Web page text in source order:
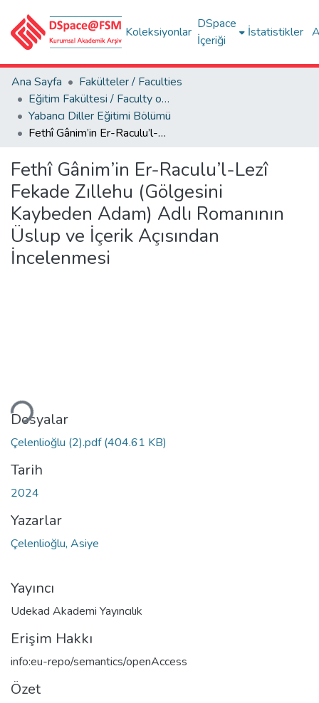
Koleksiyonlar
DSpace
İçeriği
İstatistikler
Ana Sayfa
Fakülteler / Faculties
Eğitim Fakültesi / Faculty of Education
Yabancı Diller Eğitimi Bölümü
Fethî Gânim’in Er-Raculu’l-Lezî Fekade Zıllehu (Gölgesini Kaybeden Adam) Adlı Romanının Üslup ve İçerik Açısından İncelenmesi
Fethî Gânim’in Er-Raculu’l-Lezî
Fekade Zıllehu (Gölgesini
Kaybeden Adam) Adlı Romanının
Üslup ve İçerik Açısından
İncelenmesi
Dosyalar
Çelenlioğlu (2).pdf(404.61 KB)
Tarih
2024
Yazarlar
Çelenlioğlu, Asiye
Yayıncı
Udekad Akademi Yayıncılık
Erişim Hakkı
info:eu-repo/semantics/openAccess
Özet